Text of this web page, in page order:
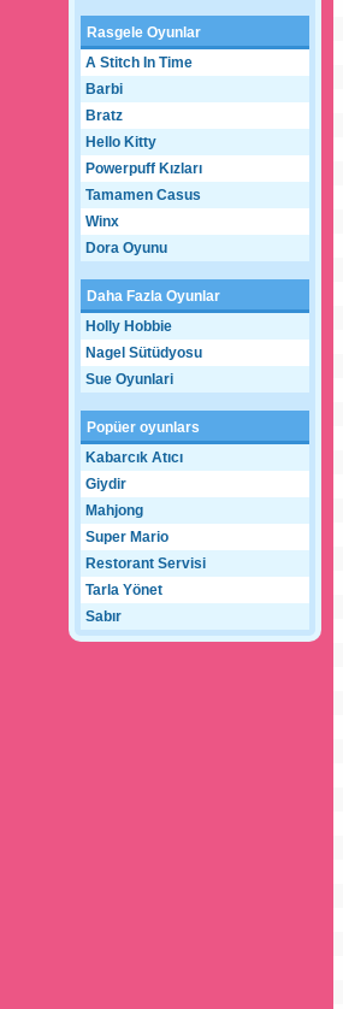
Rasgele Oyunlar
A Stitch In Time
Barbi
Bratz
Hello Kitty
Powerpuff Kızları
Tamamen Casus
Winx
Dora Oyunu
Daha Fazla Oyunlar
Holly Hobbie
Nagel Sütüdyosu
Sue Oyunlari
Popüer oyunlars
Kabarcık Atıcı
Giydir
Mahjong
Super Mario
Restorant Servisi
Tarla Yönet
Sabır